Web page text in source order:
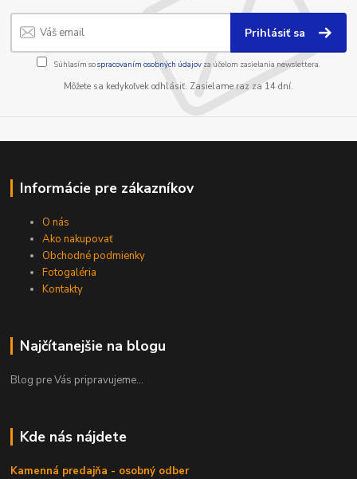
Prihlásiť sa
Súhlasím sospracovaním osobných údajov za účelom zasielania newslettera.
Môžete sa kedykoľvek odhlásiť. Zasielame raz za 14 dní.
Informácie pre zákazníkov
O nás
Ako nakupovať
Obchodné podmienky
Fotogaléria
Kontakty
Najčítanejšie na blogu
Blog pre Vás pripravujeme...
Kde nás nájdete
Kamenná predajňa - osobný odber